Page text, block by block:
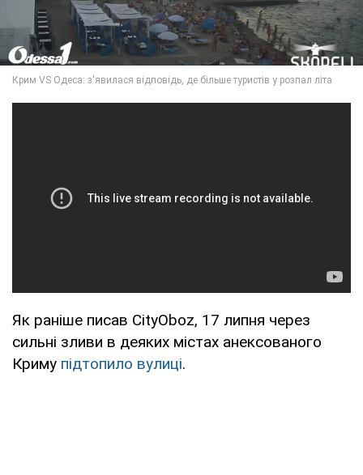
Як раніше писав CityOboz, 17 липня через
сильні зливи в деяких містах анексованого
Криму підтопило вулиці.